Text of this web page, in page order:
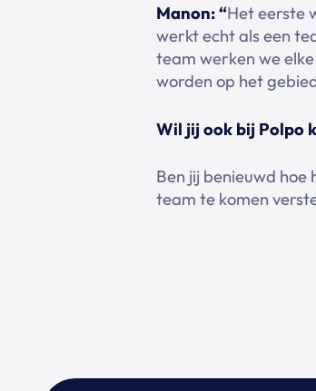
Manon: “Het eerste
werkt echt als een
team werken we
worden op het
Wil jij ook bij Polpo
Ben jij benieuwd hoe
team te komen